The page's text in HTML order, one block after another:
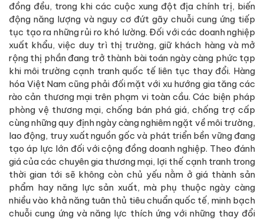
đồng đều, trong khi các cuộc xung đột địa chính trị, biến
động năng lượng và nguy cơ đứt gãy chuỗi cung ứng tiếp
tục tạo ra những rủi ro khó lường. Đối với các doanh nghiệp
xuất khẩu, việc duy trì thị trường, giữ khách hàng và mở
rộng thị phần đang trở thành bài toán ngày càng phức tạp
khi môi trường cạnh tranh quốc tế liên tục thay đổi. Hàng
hóa Việt Nam cũng phải đối mặt với xu hướng gia tăng các
rào cản thương mại trên phạm vi toàn cầu. Các biện pháp
phòng vệ thương mại, chống bán phá giá, chống trợ cấp
cùng những quy định ngày càng nghiêm ngặt về môi trường,
lao động, truy xuất nguồn gốc và phát triển bền vững đang
tạo áp lực lớn đối với cộng đồng doanh nghiệp. Theo đánh
giá của các chuyên gia thương mại, lợi thế cạnh tranh trong
thời gian tới sẽ không còn chủ yếu nằm ở giá thành sản
phẩm hay năng lực sản xuất, mà phụ thuộc ngày càng
nhiều vào khả năng tuân thủ tiêu chuẩn quốc tế, minh bạch
chuỗi cung ứng và năng lực thích ứng với những thay đổi